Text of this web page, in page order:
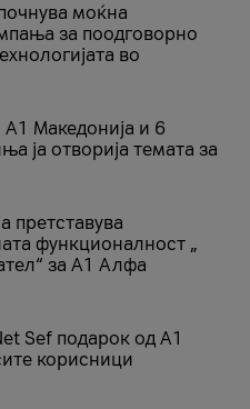
моќна
за поодговорно
во
A1 Македонија и 6
ја отворија темата за
претставува
функционалност „
за А1 Алфа
Sеf подарок од А1
корисници